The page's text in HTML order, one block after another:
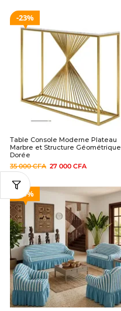
23%
Table Console Moderne Plateau
Marbre et Structure Géométrique
Dorée
35 000CFA 27 000 CFA
29%